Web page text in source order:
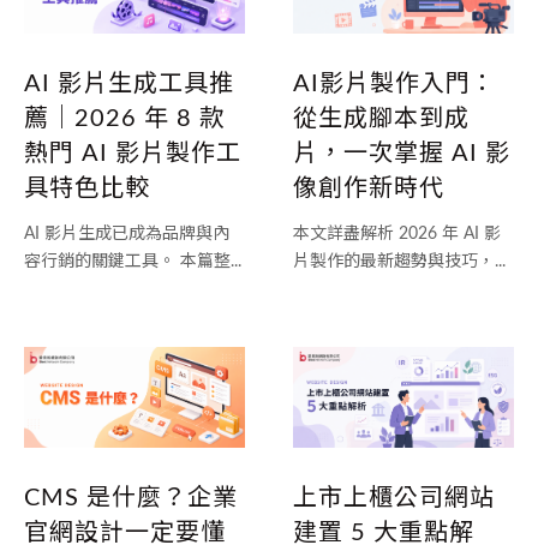
AI 影片生成工具推
薦｜2026 年 8 款
熱門 AI 影片製作工
具特色比較
AI 影片生成已成為品牌與內
容行銷的關鍵工具。 本篇整...
AI影片製作入門：
從生成腳本到成
片，一次掌握 AI 影
像創作新時代
本文詳盡解析 2026 年 AI 影
片製作的最新趨勢與技巧，...
CMS 是什麼？企業
官網設計一定要懂
上市上櫃公司網站
建置 5 大重點解